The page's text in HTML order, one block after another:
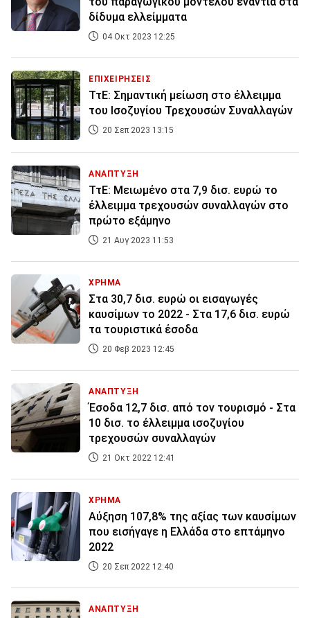
δίδυμα ελλείμματα
04 Οκτ 2023 12:25
ΕΠΙΧΕΙΡΗΣΕΙΣ
ΤτΕ: Σημαντική μείωση στο έλλειμμα
του Ισοζυγίου Τρεχουσών Συναλλαγών
20 Σεπ 2023 13:15
ΑΝΑΠΤΥΞΗ
ΤτΕ: Μειωμένο στα 7,9 δισ. ευρώ το
έλλειμμα τρεχουσών συναλλαγών στο
πρώτο εξάμηνο
21 Αυγ 2023 11:53
ΧΡΗΜΑ
Στα 30,7 δισ. ευρώ οι εισαγωγές
καυσίμων το 2022 - Στα 17,6 δισ. ευρώ
τα τουριστικά έσοδα
20 Φεβ 2023 12:45
ΑΝΑΠΤΥΞΗ
Έσοδα 12,7 δισ. από τον τουρισμό - Στα
10 δισ. το έλλειμμα ισοζυγίου
τρεχουσών συναλλαγών
21 Οκτ 2022 12:41
ΧΡΗΜΑ
Αύξηση 107,8% της αξίας των καυσίμων
που εισήγαγε η Ελλάδα στο επτάμηνο
2022
20 Σεπ 2022 12:40
ΑΝΑΠΤΥΞΗ